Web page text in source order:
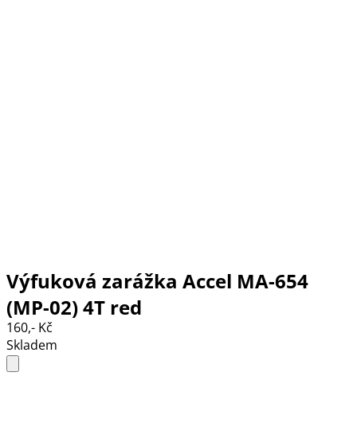
Výfuková zarážka Accel MA-654
(MP-02) 4T red
160,- Kč
Skladem